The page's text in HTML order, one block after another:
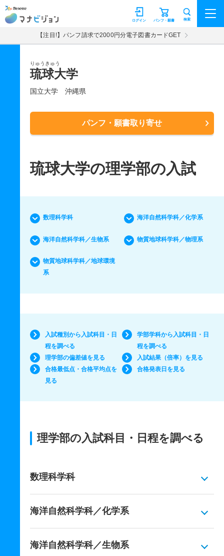
マナビジョン パンフ・願書
ログイン 検索
【注目!】パンフ請求で2000円分電子図書カードGET
りゅうきゅう
琉球大学
国立大学 沖縄県
パンフ・願書取り寄せ
琉球大学の理学部の入試
数理科学科 海洋自然科学科／化学系
海洋自然科学科／生物系 物質地球科学科／物理系
物質地球科学科／地球環境
系
入試種別から入試科目・日
程を調べる
学部学科から入試科目・日
程を調べる
理学部の偏差値を見る
入試結果（倍率）を見る
合格最低点・合格平均点を
見る
合格発表日を見る
理学部の入試科目・日程を調べる
数理科学科
海洋自然科学科／化学系
海洋自然科学科／生物系